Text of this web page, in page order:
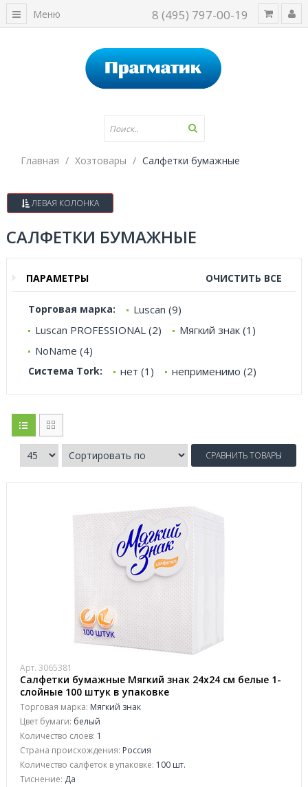
8 (495) 797-00-19
Меню
Главная Хозтовары Салфетки бумажные
ЛЕВАЯ КОЛОНКА
САЛФЕТКИ БУМАЖНЫЕ
ПАРАМЕТРЫ ОЧИСТИТЬ ВСЕ
Торговая марка:
Luscan (9)
Luscan PROFESSIONAL (2)
Мягкий знак (1)
NoName (4)
Система Tork: нет (1) неприменимо (2)
СРАВНИТЬ ТОВАРЫ
Арт. 3065381
Салфетки бумажные Мягкий знак 24x24 см белые 1-
слойные 100 штук в упаковке
Торговая марка: Мягкий знак
Цвет бумаги: белый
Количество слоев: 1
Страна происхождения: Россия
Количество салфеток в упаковке: 100 шт.
Тиснение: Да